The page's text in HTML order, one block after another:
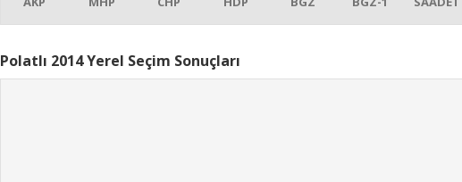
Polatlı 2014 Yerel Seçim Sonuçları